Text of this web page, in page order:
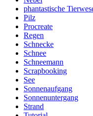
phantastische
Pilz
Procreate
Regen
Schnecke
Schnee
Schneemann
Scrapbooking
See
Sonnenaufgang
Sonnenuntergang
Strand